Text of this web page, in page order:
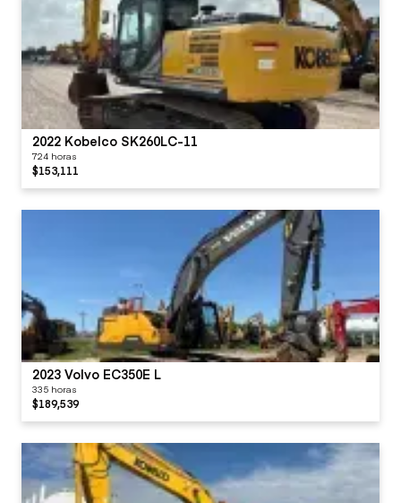
2022 Kobelco SK260LC-11
724 horas
$153,111
2023 Volvo EC350E L
335 horas
$189,539